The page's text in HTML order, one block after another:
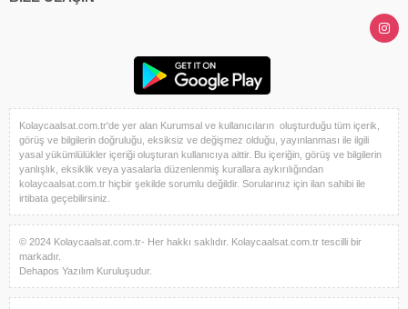
Kolaycaalsat.com.tr'de yer alan Kurumsal ve kullanıcıların oluşturduğu tüm içerik,
görüş ve bilgilerin doğruluğu, eksiksiz ve değişmez olduğu, yayınlanması ile ilgili
yasal yükümlülükler içeriği oluşturan kullanıcıya aittir. Bu içeriğin, görüş ve bilgilerin
yanlışlık, eksiklik veya yasalarla düzenlenmiş kurallara aykırılığından
kolaycaalsat.com.tr hiçbir şekilde sorumlu değildir. Sorularınız için ilan sahibi ile
irtibata geçebilirsiniz.
© 2024 Kolaycaalsat.com.tr- Her hakkı saklıdır. Kolaycaalsat.com.tr tescilli bir
markadır.
Dehapos Yazılım Kuruluşudur.